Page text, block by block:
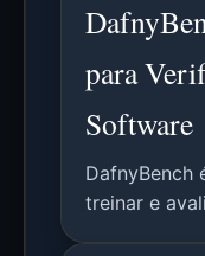
para
Software
DafnyBench
treinar e